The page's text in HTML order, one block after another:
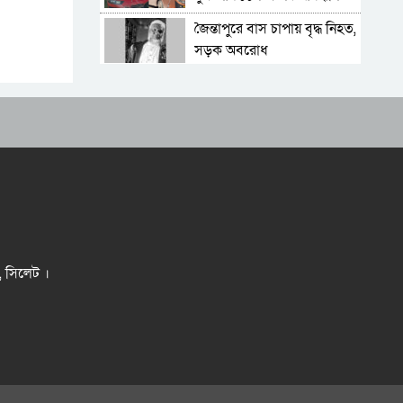
জৈন্তাপুরে বাস চাপায় বৃদ্ধ নিহত,
সড়ক অবরোধ
সিলেট ।